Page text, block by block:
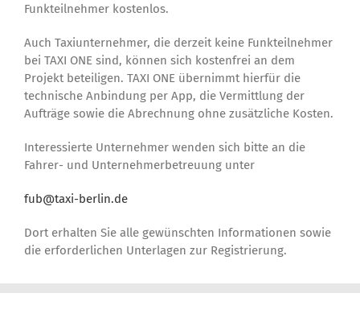
Funkteilnehmer kostenlos.
Auch Taxiunternehmer, die derzeit keine Funkteilnehmer
bei TAXI ONE sind, können sich kostenfrei an dem
Projekt beteiligen. TAXI ONE übernimmt hierfür die
technische Anbindung per App, die Vermittlung der
Aufträge sowie die Abrechnung ohne zusätzliche Kosten.
Interessierte Unternehmer wenden sich bitte an die
Fahrer- und Unternehmerbetreuung unter
fub@taxi-berlin.de
Dort erhalten Sie alle gewünschten Informationen sowie
die erforderlichen Unterlagen zur Registrierung.